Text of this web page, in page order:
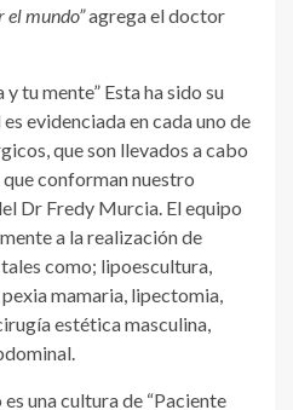
mundo”agrega el doctor
tu mente” Esta ha sido su
evidenciada en cada uno de
que son llevados a cabo
conforman nuestro
Dr Fredy Murcia. El equipo
a la realización de
como; lipoescultura,
mamaria, lipectomia,
estética masculina,
una cultura de “Paciente